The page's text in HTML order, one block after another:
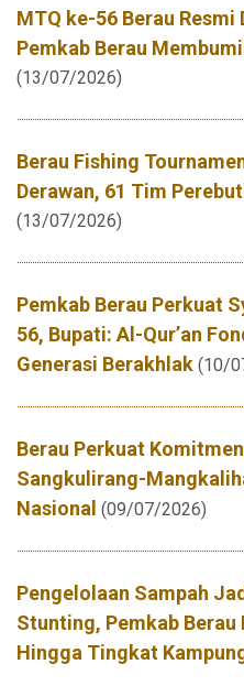
MTQ ke-56 Berau
Pemkab Berau
(13/07/2026)
Berau Fishing
Derawan, 61 Tim
(13/07/2026)
Pemkab Berau Perkuat
56, Bupati: Al-Qur’an
Generasi Berakhlak (10/
Berau Perkuat
Sangkulirang-
Nasional (09/07/2026)
Pengelolaan Sampah
Stunting, Pemkab
Hingga Tingkat